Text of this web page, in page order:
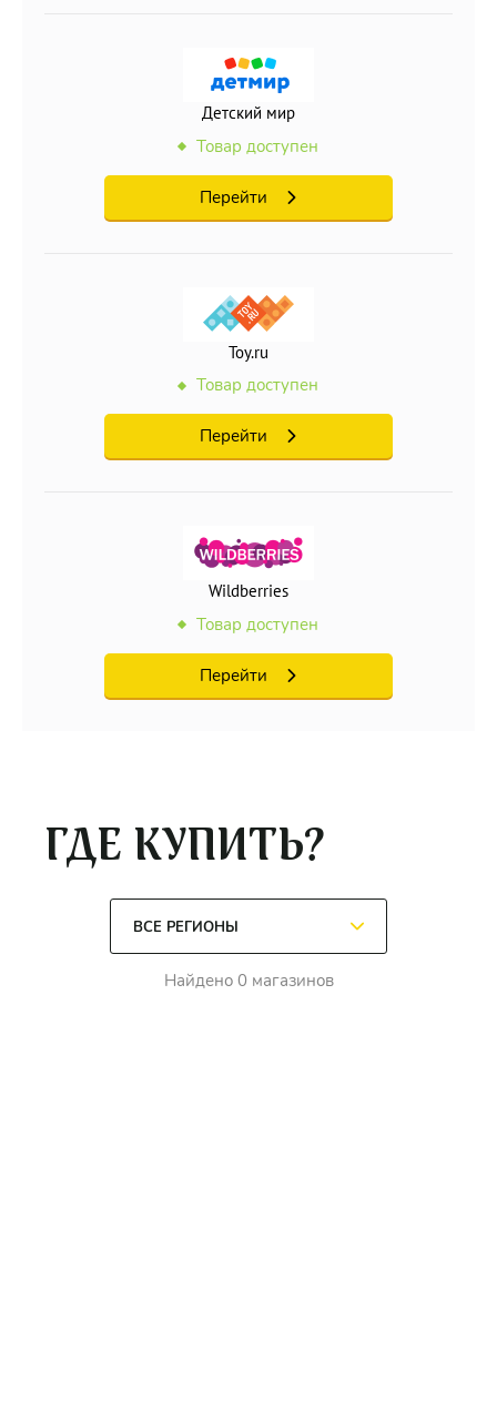
Детский мир
Товар доступен
Перейти
Toy.ru
Товар доступен
Перейти
Wildberries
Товар доступен
Перейти
ГДЕ КУПИТЬ?
Найдено 0 магазинов